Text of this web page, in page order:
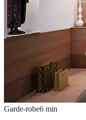
Garde-robe6 min